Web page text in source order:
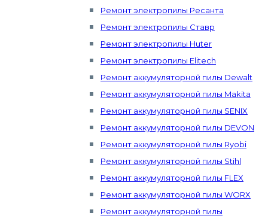
Ремонт электропилы Ресанта
Ремонт электропилы Ставр
Ремонт электропилы Huter
Ремонт электропилы Elitech
Ремонт аккумуляторной пилы Dewalt
Ремонт аккумуляторной пилы Makita
Ремонт аккумуляторной пилы SENIX
Ремонт аккумуляторной пилы DEVON
Ремонт аккумуляторной пилы Ryobi
Ремонт аккумуляторной пилы Stihl
Ремонт аккумуляторной пилы FLEX
Ремонт аккумуляторной пилы WORX
Ремонт аккумуляторной пилы